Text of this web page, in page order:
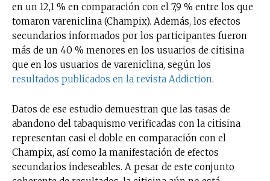
en un 12,1 % en comparación con el 7,9 % entre los que
tomaron vareniclina (Champix). Además, los efectos
secundarios informados por los participantes fueron
más de un 40 % menores en los usuarios de citisina
que en los usuarios de vareniclina, según los
resultados publicados en la revista Addiction.
Datos de ese estudio demuestran que las tasas de
abandono del tabaquismo verificadas con la citisina
representan casi el doble en comparación con el
Champix, así como la manifestación de efectos
secundarios indeseables. A pesar de este conjunto